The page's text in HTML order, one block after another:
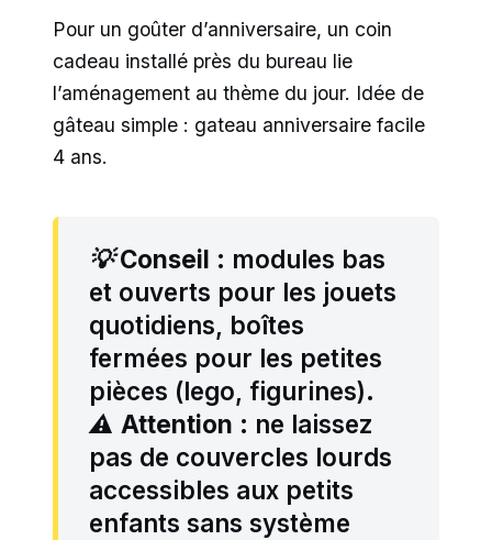
Pour un goûter d’anniversaire, un coin
cadeau installé près du bureau lie
l’aménagement au thème du jour. Idée de
gâteau simple : gateau anniversaire facile
4 ans.
💡Conseil : modules bas
et ouverts pour les jouets
quotidiens, boîtes
fermées pour les petites
pièces (lego, figurines).
⚠️ Attention : ne laissez
pas de couvercles lourds
accessibles aux petits
enfants sans système